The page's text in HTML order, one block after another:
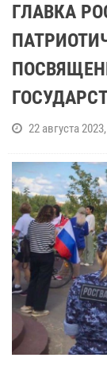
ГЛАВКА
22 августа